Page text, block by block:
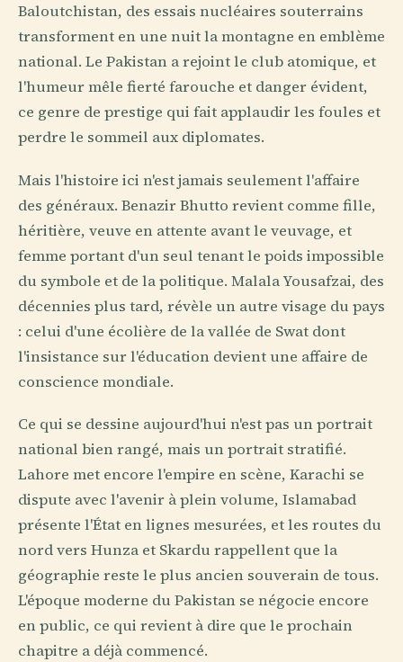
Baloutchistan, des essais nucléaires souterrains
transforment en une nuit la montagne en emblème
national. Le Pakistan a rejoint le club atomique, et
l'humeur mêle fierté farouche et danger évident,
ce genre de prestige qui fait applaudir les foules et
perdre le sommeil aux diplomates.
Mais l'histoire ici n'est jamais seulement l'affaire
des généraux. Benazir Bhutto revient comme fille,
héritière, veuve en attente avant le veuvage, et
femme portant d'un seul tenant le poids impossible
du symbole et de la politique. Malala Yousafzai, des
décennies plus tard, révèle un autre visage du pays
: celui d'une écolière de la vallée de Swat dont
l'insistance sur l'éducation devient une affaire de
conscience mondiale.
Ce qui se dessine aujourd'hui n'est pas un portrait
national bien rangé, mais un portrait stratifié.
Lahore met encore l'empire en scène, Karachi se
dispute avec l'avenir à plein volume, Islamabad
présente l'État en lignes mesurées, et les routes du
nord vers Hunza et Skardu rappellent que la
géographie reste le plus ancien souverain de tous.
L'époque moderne du Pakistan se négocie encore
en public, ce qui revient à dire que le prochain
chapitre a déjà commencé.